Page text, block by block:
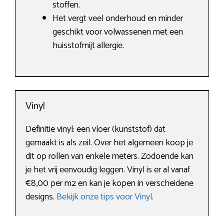
stoffen.
Het vergt veel onderhoud en minder
geschikt voor volwassenen met een
huisstofmijt allergie.
Vinyl
Definitie vinyl: een vloer (kunststof) dat
gemaakt is als zeil. Over het algemeen koop je
dit op rollen van enkele meters. Zodoende kan
je het vrij eenvoudig leggen. Vinyl is er al vanaf
€8,00 per m2 en kan je kopen in verscheidene
designs. Bekijk onze tips voor Vinyl.